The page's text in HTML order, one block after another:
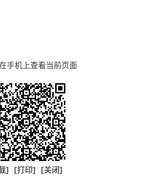
手机上查看当前页面
] [打印] [关闭]